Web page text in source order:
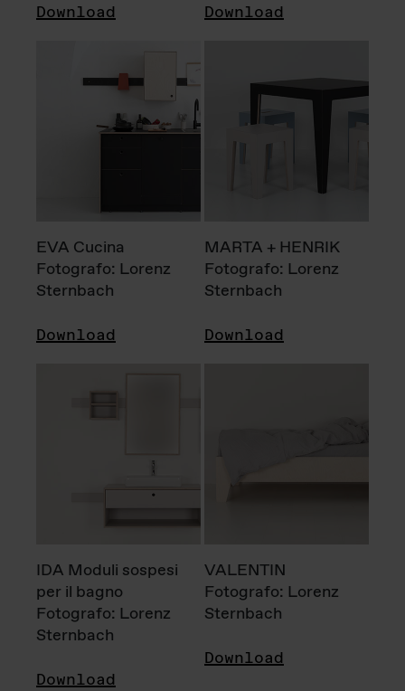
Download Download
EVA Cucina
Fotografo: Lorenz
Sternbach
Download
MARTA + HENRIK
Fotografo: Lorenz
Sternbach
Download
IDA Moduli sospesi
per il bagno
Fotografo: Lorenz
Sternbach
Download
VALENTIN
Fotografo: Lorenz
Sternbach
Download